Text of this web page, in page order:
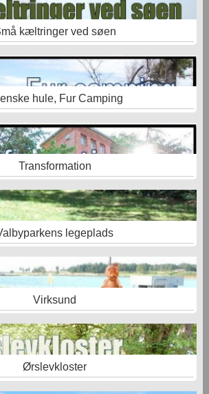
kæltringer ved søen
hule, Fur Camping
Transformation
legeplads
Virksund
Ørslevkloster